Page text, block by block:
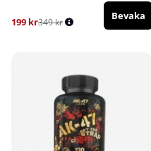
199 kr349 kr
Bevaka